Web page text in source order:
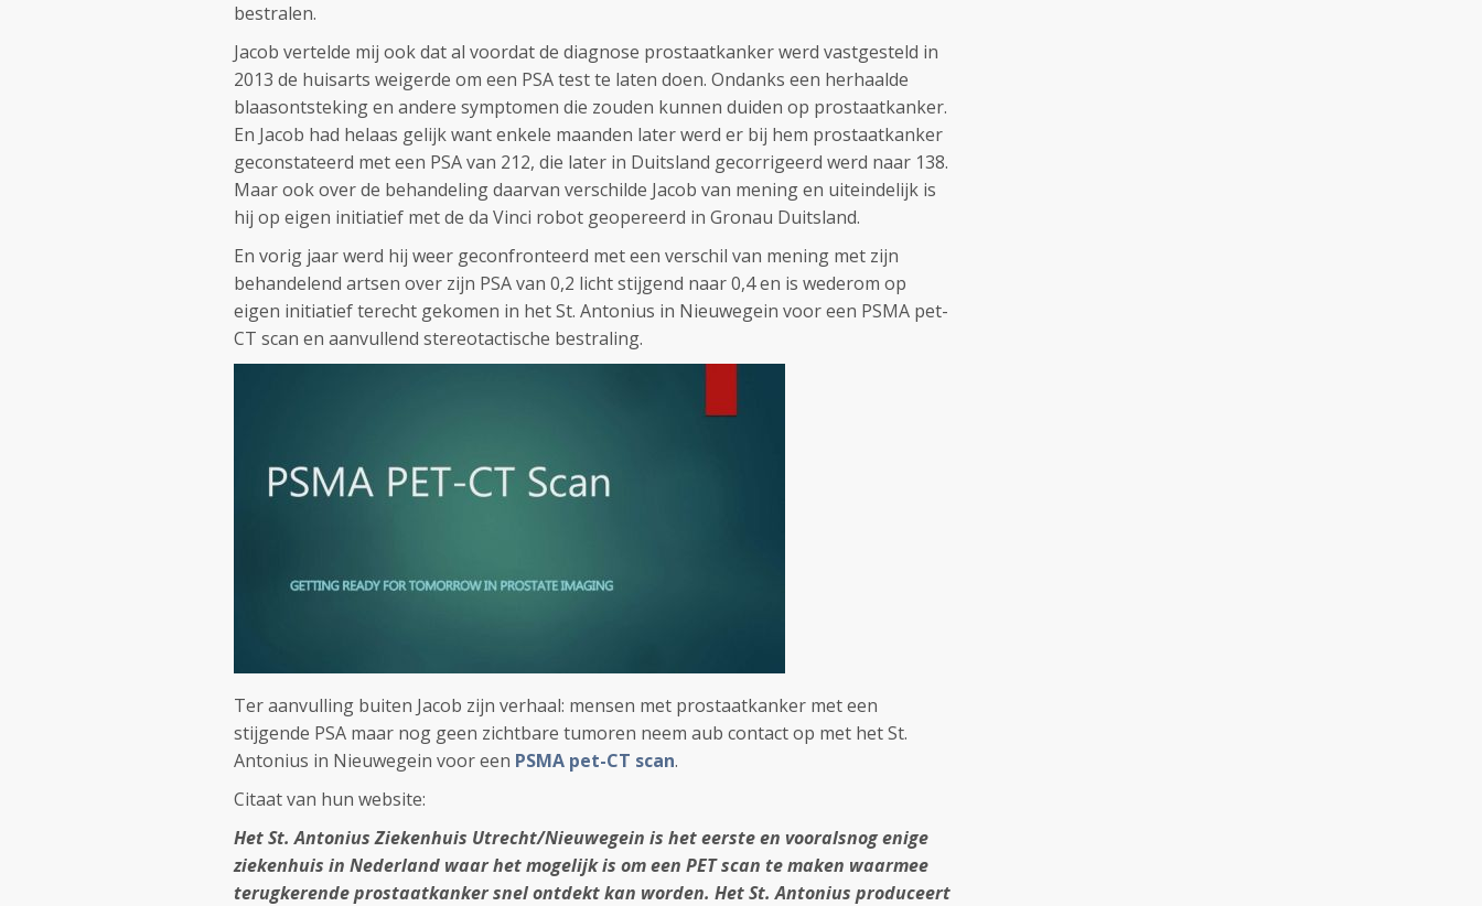
bestralen.
Jacob vertelde mij ook dat al voordat de diagnose prostaatkanker werd vastgesteld in
2013 de huisarts weigerde om een PSA test te laten doen. Ondanks een herhaalde
blaasontsteking en andere symptomen die zouden kunnen duiden op prostaatkanker.
En Jacob had helaas gelijk want enkele maanden later werd er bij hem prostaatkanker
geconstateerd met een PSA van 212, die later in Duitsland gecorrigeerd werd naar 138.
Maar ook over de behandeling daarvan verschilde Jacob van mening en uiteindelijk is
hij op eigen initiatief met de da Vinci robot geopereerd in Gronau Duitsland.
En vorig jaar werd hij weer geconfronteerd met een verschil van mening met zijn
behandelend artsen over zijn PSA van 0,2 licht stijgend naar 0,4 en is wederom op
eigen initiatief terecht gekomen in het St. Antonius in Nieuwegein voor een PSMA pet-
CT scan en aanvullend stereotactische bestraling.
Ter aanvulling buiten Jacob zijn verhaal: mensen met prostaatkanker met een
stijgende PSA maar nog geen zichtbare tumoren neem aub contact op met het St.
Antonius in Nieuwegein voor een PSMA pet-CT scan.
Citaat van hun website:
Het St. Antonius Ziekenhuis Utrecht/Nieuwegein is het eerste en vooralsnog enige
ziekenhuis in Nederland waar het mogelijk is om een PET scan te maken waarmee
terugkerende prostaatkanker snel ontdekt kan worden. Het St. Antonius produceert